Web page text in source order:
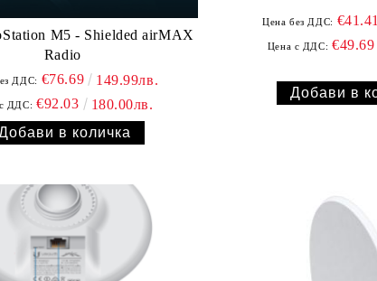
- Shielded airMAX
Radio
ДДС: €76.69 149.99лв.
ДДС: €92.03 180.00лв.
Цена без ДДС: €41.41
Цена с ДДС: €49.69